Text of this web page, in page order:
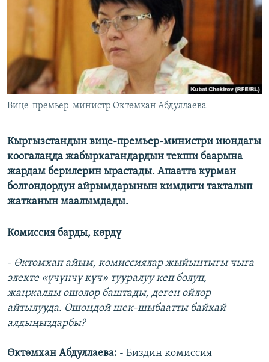
ЭЖЕ-СИҢДИЛЕР
ЫҢГАЙСЫЗ СУРООЛОР
ОНЛАЙН ШЕРИНЕ
ЭЕ/АРнун бардык сайттары
Вице-премьер-министр Өктөмхан Абдуллаева
Кыргызстандын вице-премьер-министри июндагы
коогалаңда жабыркагандардын текши баарына
жардам берилерин ырастады. Апаатта курман
болгондордун айрымдарынын кимдиги такталып
жатканын маалымдады.
Комиссия барды, көрдү
- Өктөмхан айым, комиссиялар жыйынтыгы чыга
электе «үчүнчү күч» тууралуу кеп болуп,
жаңжалды ошолор баштады, деген ойлор
айтылууда. Ошондой шек-шыбаатты байкай
алдыңыздарбы?
Өктөмхан Абдуллаева: - Биздин комиссия